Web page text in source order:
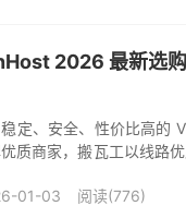
2026 最新选
定、安全、性价比高
质商家，搬瓦工以线路
01-03 阅读(776)